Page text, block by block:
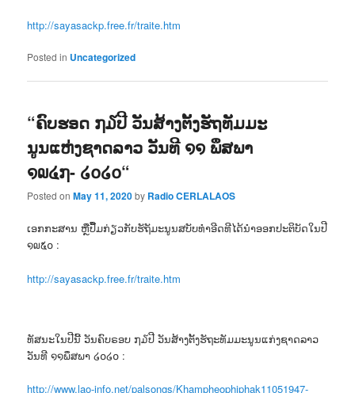
http://sayasackp.free.fr/traite.htm
Posted in Uncategorized
“ຄົບຮອດ ໗໓ປີ ວັນສ້າງຕັ້ງຮັຖທັມມະ
ນູນແຫ່ງຊາດລາວ ວັນທີ ໑໑ ພຶສພາ
໑໙໔໗- ໒໐໒໐“
Posted onMay 11, 2020by Radio CERLALAOS
ເອກກະສານ ຫຼືປື້ມກ່ຽວກັບຮັຖັມະນູນສບັບທຳອີດທີໄດ້ນຳອອກປະຕິບັດໃນປີ
໑໙໕໐ :
http://sayasackp.free.fr/traite.htm
ທັສນະໃນປີນີ້ ວັນຄົບຣອບ ໗໓ປີ ວັນສ້າງຕັ້ງຮັຖະທັມມະນູນແກ່ງຊາດລາວ
ວັນທີ ໑໑ພຶສພາ ໒໐໒໐ :
http://www.lao-info.net/palsongs/Khampheophiphak11051947-